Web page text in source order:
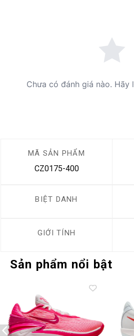
Chưa có đánh giá nào. Hãy
MÃ SẢN PHẨM
CZ0175-400
BIỆT DANH
GIỚI TÍNH
Sản phẩm nổi bật
Add to
wishlist